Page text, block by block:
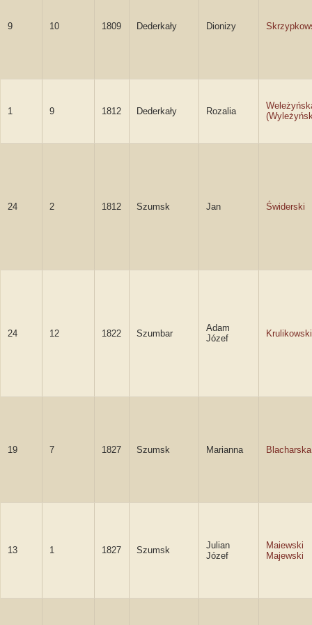
9 10 1809 Dederkały Dionizy
1 9 1812 Dederkały Rozalia
24 2 1812 Szumsk Jan Świderski
24 12 1822 Szumbar
Adam
Józef
Krulikowski
19 7 1827 Szumsk Marianna Blacharska
13 1 1827 Szumsk
Julian
Józef
Maiewski
Majewski